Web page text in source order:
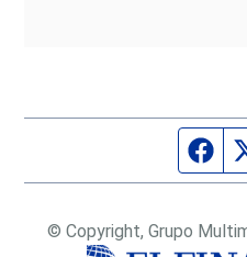
© Copyright, Grupo